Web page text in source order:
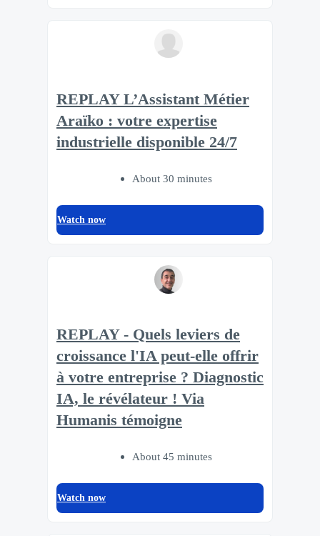
REPLAY L’Assistant Métier
Araïko : votre expertise
industrielle disponible 24/7
About 30 minutes
Watch now
REPLAY - Quels leviers de
croissance l'IA peut-elle offrir
à votre entreprise ? Diagnostic
IA, le révélateur ! Via
Humanis témoigne
About 45 minutes
Watch now